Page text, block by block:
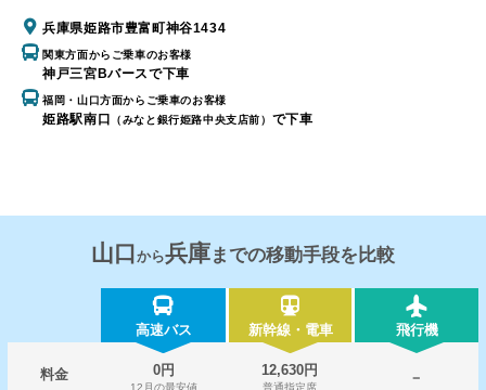
兵庫県姫路市豊富町神谷1434
関東方面からご乗車のお客様
神戸三宮Bバースで下車
福岡・山口方面からご乗車のお客様
姫路駅南口 （みなと銀行姫路中央支店前） で下車
山口 から兵庫までの移動手段を比較
高速バス 新幹線・電車 飛行機
料金 0円
12月の最安値
12,630円
普通指定席
－